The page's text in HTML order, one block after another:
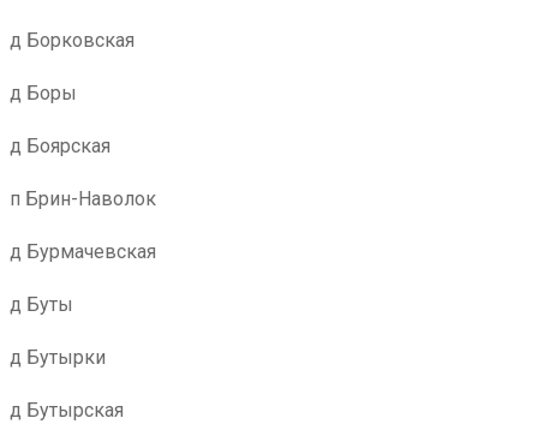
д Борковская
д Боры
д Боярская
п Брин-Наволок
д Бурмачевская
д Буты
д Бутырки
д Бутырская